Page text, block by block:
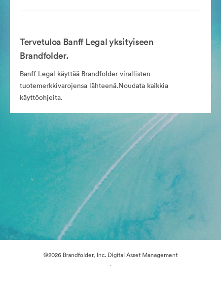
Tervetuloa Banff Legal yksityiseen
Brandfolder.
Banff Legal käyttää Brandfolder virallisten
tuotemerkkivarojensa lähteenä.Noudata kaikkia
käyttöohjeita.
©2026 Brandfolder, Inc. Digital Asset Management
·